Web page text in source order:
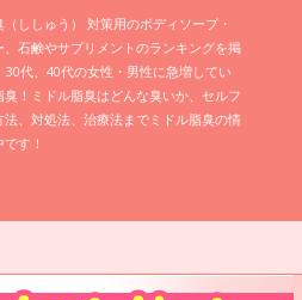
（ししゅう） 対策用のボディソープ・
、石鹸やサプリメントのランキングを掲
30代、40代の女性・男性に急増してい
臭！ミドル脂臭はどんな臭いか、セルフ
法、対処法、治療法までミドル脂臭の情
す！